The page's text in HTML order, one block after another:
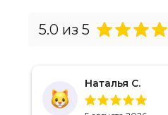
5.0 из 5
Наталья С.